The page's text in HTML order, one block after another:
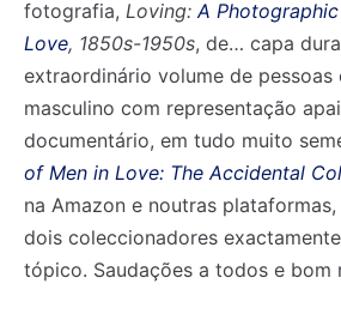
Registe-se na nossa lista de correio e
no seu email os artigos do mês
novidades.Insira o seu endereço de
subscrever:
Registe-se na nossa lista de correio e
no seu email os artigos do mês
novidades.Insira o seu endereço de
subscrever:
fotografia, Loving:A
Love, 1850s-1950s, de… capa
extraordinário volume de pessoas
masculino com representação
documentário, em tudo muito
of Men in Love: The Accidental
na Amazon e noutras
dois coleccionadores
tópico. Saudações a todos e bom